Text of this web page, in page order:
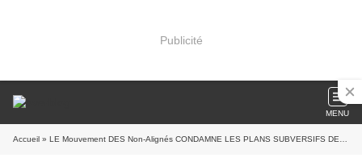
Publicité
MENU
Accueil » LE Mouvement DES Non-Alignés CONDAMNE LES PLANS SUBVERSIFS DES Etats-Unis CONTRE Cuba